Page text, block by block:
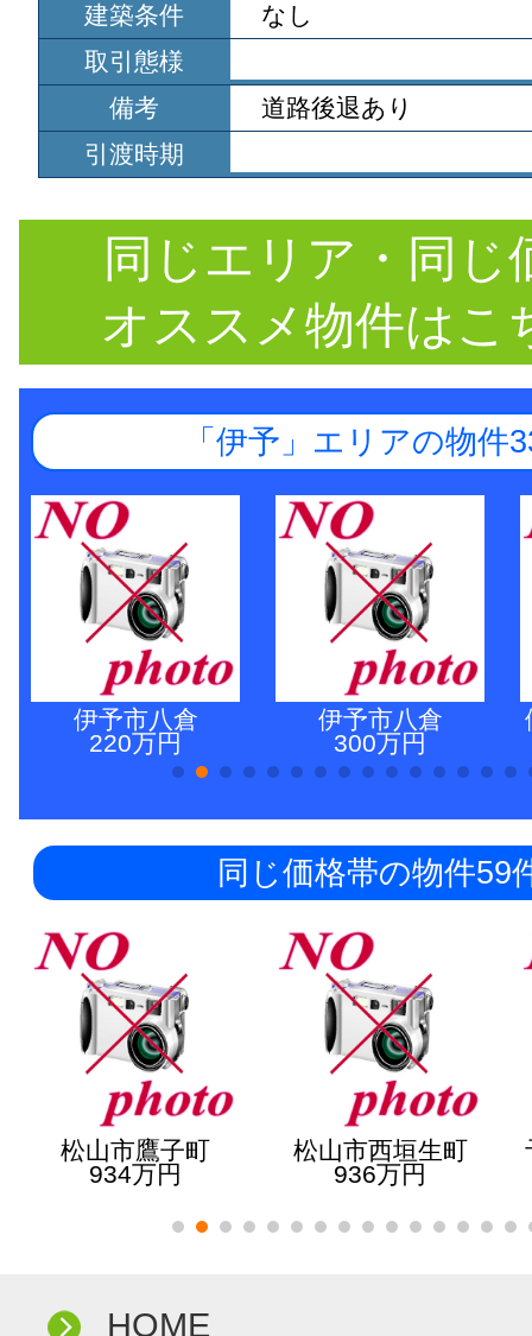
建築条件
なし
取引態様
備考
道路後退あり
引渡時期
同じエリア・同じ
オススメ物件はこ
「伊予」エリアの物件
伊予市八倉
220万円
伊予市八倉
300万円
同じ価格帯の物件59
松山市鷹子町
934万円
松山市西垣生町
936万円
HOME